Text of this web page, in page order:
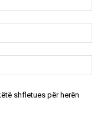
shfletues për herën